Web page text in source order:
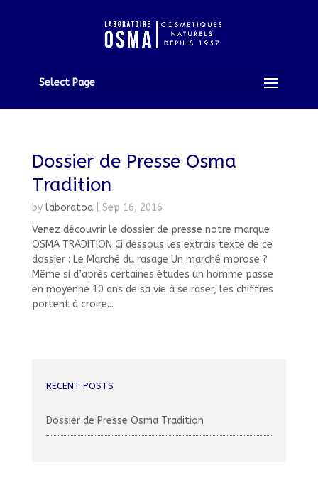
Select Page
Dossier de Presse Osma
Tradition
by laboratoa| Sep 16, 2016
Venez découvrir le dossier de presse notre marque
OSMA TRADITION Ci dessous les extrais texte de ce
dossier : Le Marché du rasage Un marché morose ?
Même si d’après certaines études un homme passe
en moyenne 10 ans de sa vie à se raser, les chiffres
portent à croire...
RECENT POSTS
Dossier de Presse Osma Tradition